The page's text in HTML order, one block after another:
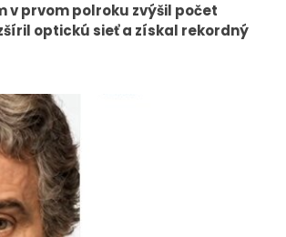
v prvom polroku zvýšil počet
optickú sieť a získal rekordný